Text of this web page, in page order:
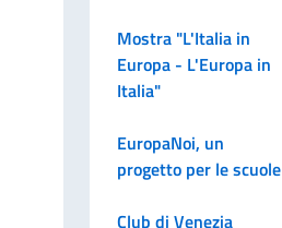
Mostra "L'Italia in
Europa - L'Europa in
Italia"
EuropaNoi, un
progetto per le scuole
Club di Venezia